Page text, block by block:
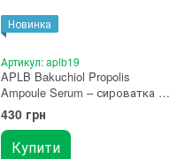
Новинка
Артикул: aplb19
APLB Bakuchiol Propolis
Ampoule Serum – сироватка з
прополісом та бакучіолом 40
мл
430 грн
Купити